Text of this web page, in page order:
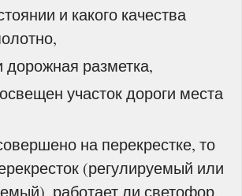
и какого качества
дорожная разметка,
участок дороги места
на перекрестке, то
(регулируемый или
работает ли светофор,